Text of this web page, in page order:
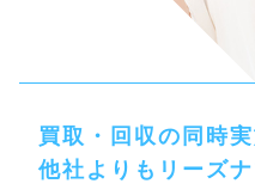
買取・回収の同時
他社よりもリーズナ